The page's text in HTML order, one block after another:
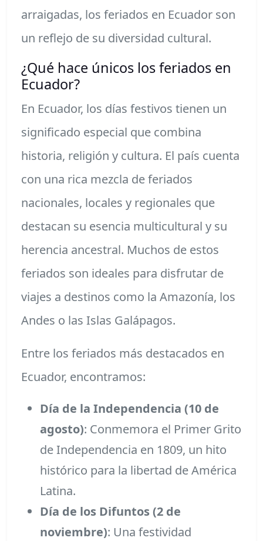
arraigadas, los feriados en Ecuador son
un reflejo de su diversidad cultural.
¿Qué hace únicos los feriados en
Ecuador?
En Ecuador, los días festivos tienen un
significado especial que combina
historia, religión y cultura. El país cuenta
con una rica mezcla de feriados
nacionales, locales y regionales que
destacan su esencia multicultural y su
herencia ancestral. Muchos de estos
feriados son ideales para disfrutar de
viajes a destinos como la Amazonía, los
Andes o las Islas Galápagos.
Entre los feriados más destacados en
Ecuador, encontramos:
Día de la Independencia (10 de
agosto): Conmemora el Primer Grito
de Independencia en 1809, un hito
histórico para la libertad de América
Latina.
Día de los Difuntos (2 de
noviembre): Una festividad